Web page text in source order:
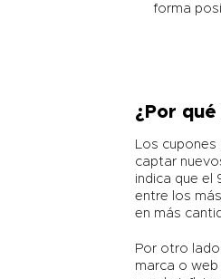
forma
¿Por
Los
captar
indica que el
entre los
en más
Por otro
marca o